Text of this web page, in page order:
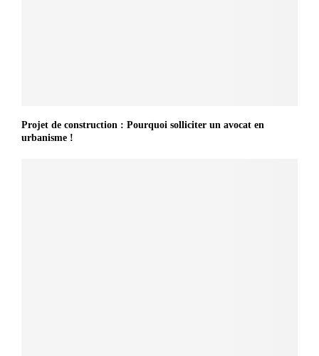
Projet de construction : Pourquoi solliciter un avocat en
urbanisme !